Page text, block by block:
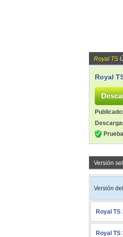
Royal TS
Royal
Publicado:
Versión
Versión
Royal TS
Royal TS